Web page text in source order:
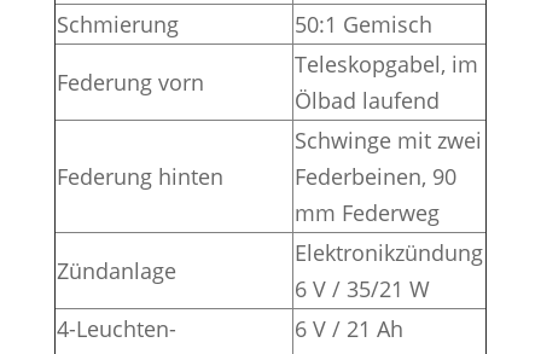
Schmierung
50:1 Gemisch
Federung vorn
Teleskopgabel, im
Ölbad laufend
Federung hinten
Schwinge mit zwei
Federbeinen, 90
mm Federweg
Zündanlage
Elektronikzündung
6 V / 35/21 W
4-Leuchten-
6 V / 21 Ah